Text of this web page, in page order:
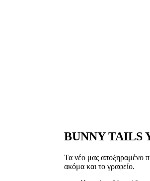
BUNNY TAILS
Τα νέο μας αποξηραμένο
ακόμα και το γραφείο.